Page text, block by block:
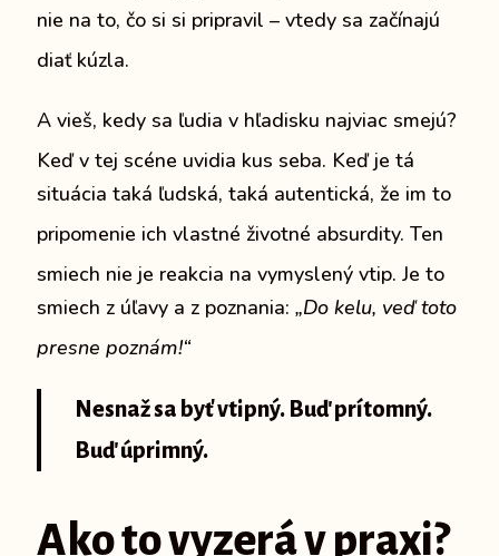
nie na to, čo si si pripravil – vtedy sa začínajú
diať kúzla.
A vieš, kedy sa ľudia v hľadisku najviac smejú?
Keď v tej scéne uvidia kus seba. Keď je tá
situácia taká ľudská, taká autentická, že im to
pripomenie ich vlastné životné absurdity. Ten
smiech nie je reakcia na vymyslený vtip. Je to
smiech z úľavy a z poznania: „Do kelu, veď toto
presne poznám!“
Nesnaž sa byť vtipný. Buď prítomný.
Buď úprimný.
Ako to vyzerá v praxi?